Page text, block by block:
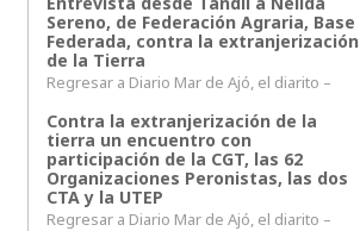
Sereno, de Federación Agraria, Base
Federada, contra la extranjerización
de la Tierra
Regresar a Diario Mar de Ajó, el diarito –
Contra la extranjerización de la
tierra un encuentro con
participación de la CGT, las 62
Organizaciones Peronistas, las dos
CTA y la UTEP
Regresar a Diario Mar de Ajó, el diarito –